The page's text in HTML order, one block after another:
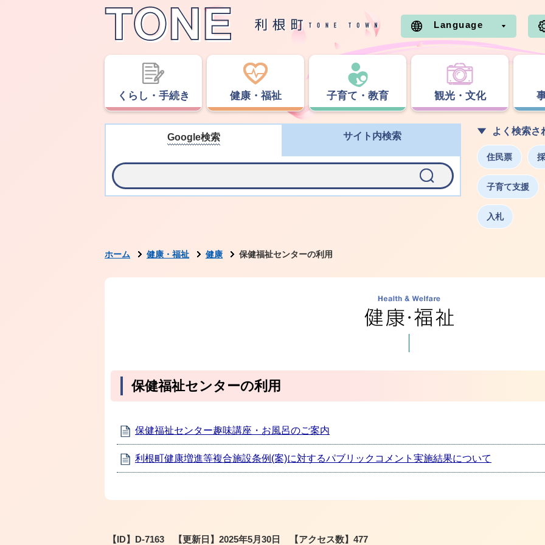
Language
くらし・手続き 健康・福祉 子育て・教育 観光・文化
Google検索 サイト内検索 よく検索さ
住民票
子育て支援
入札
ホーム 健康・福祉 健康 保健福祉センターの利用
保健福祉センターの利用
保健福祉センター趣味講座・お風呂のご案内
利根町健康増進等複合施設条例(案)に対するパブリックコメント実施結果について
【ID】 D-7163 【更新日】 2025年5月30日 【アクセス数】 477